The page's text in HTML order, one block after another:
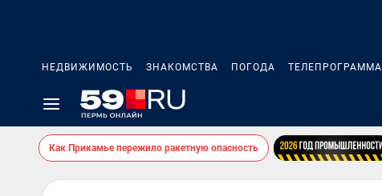
НЕДВИЖИМОСТЬ ЗНАКОМСТВА ПОГОДА ТЕЛЕПРОГРАММА
Как Прикамье пережило ракетную опасность